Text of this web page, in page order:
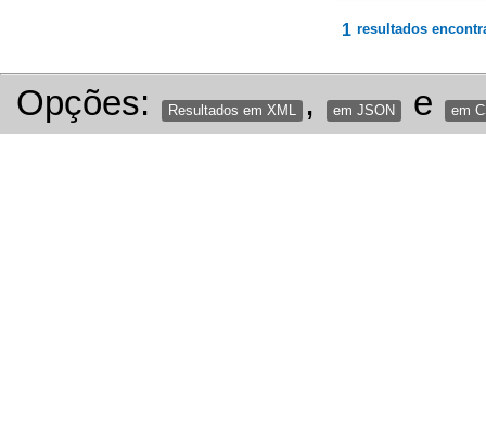
1 resultados
Opções: Resultados em XML , em JSON e em